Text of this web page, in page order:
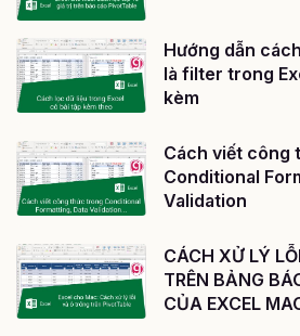
Hướng dẫn
là filter trong
kèm
Cách viết công
Conditional
Validation
CÁCH XỬ LÝ
TRÊN BẢNG
CỦA EXCEL